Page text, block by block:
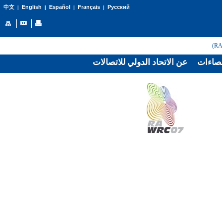
中文| English | Español | Français| Русский
عن الاتحاد الدولي للاتصالات